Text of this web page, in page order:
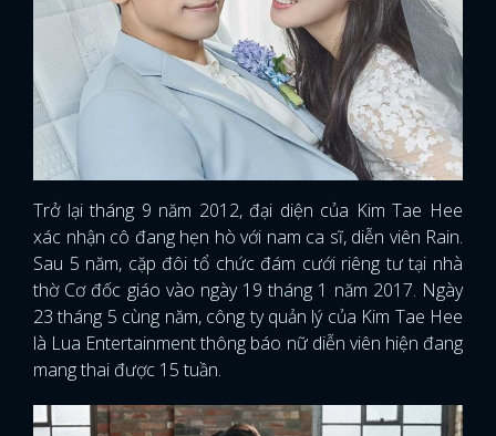
Trở lại tháng 9 năm 2012, đại diện của Kim Tae Hee
xác nhận cô đang hẹn hò với nam ca sĩ, diễn viên Rain.
Sau 5 năm, cặp đôi tổ chức đám cưới riêng tư tại nhà
thờ Cơ đốc giáo vào ngày 19 tháng 1 năm 2017. Ngày
23 tháng 5 cùng năm, công ty quản lý của Kim Tae Hee
là Lua Entertainment thông báo nữ diễn viên hiện đang
mang thai được 15 tuần.